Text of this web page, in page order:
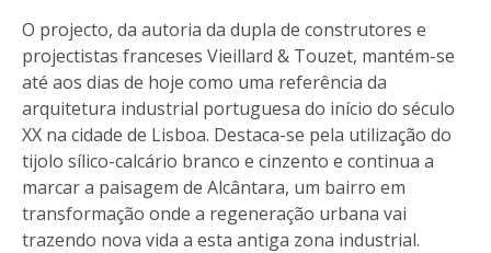
O projecto, da autoria da dupla de construtores e
projectistas franceses Vieillard & Touzet, mantém-se
até aos dias de hoje como uma referência da
arquitetura industrial portuguesa do início do século
XX na cidade de Lisboa. Destaca-se pela utilização do
tijolo sílico-calcário branco e cinzento e continua a
marcar a paisagem de Alcântara, um bairro em
transformação onde a regeneração urbana vai
trazendo nova vida a esta antiga zona industrial.